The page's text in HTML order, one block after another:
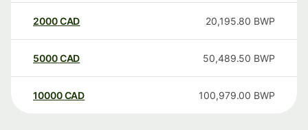
2000CAD 20,195.80 BWP
5000CAD 50,489.50 BWP
10000 CAD 100,979.00 BWP